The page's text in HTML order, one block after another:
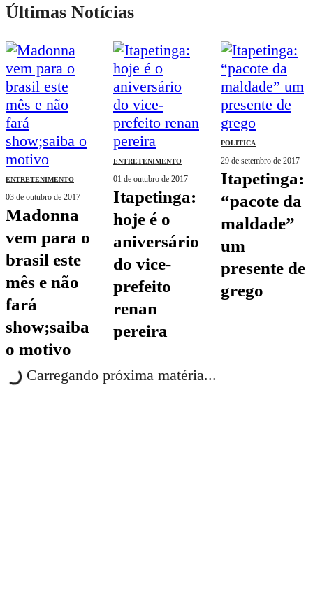
Últimas Notícias
ENTRETENIMENTO
03 de outubro de 2017
madonna
vem para o
brasil este
mês e não
fará
show;saiba
o motivo
ENTRETENIMENTO
01 de outubro de 2017
itapetinga:
hoje é o
aniversário
do vice-
prefeito
renan
pereira
POLITICA
29 de setembro de 2017
itapetinga:
“pacote da
maldade”
um
presente de
grego
Carregando próxima matéria...